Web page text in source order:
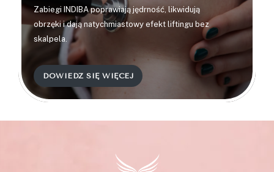
Zabiegi INDIBA poprawiają jędrność, likwidują
obrzęki i dają natychmiastowy efekt liftingu bez
skalpela.
DOWIEDZ SIĘ WIĘCEJ